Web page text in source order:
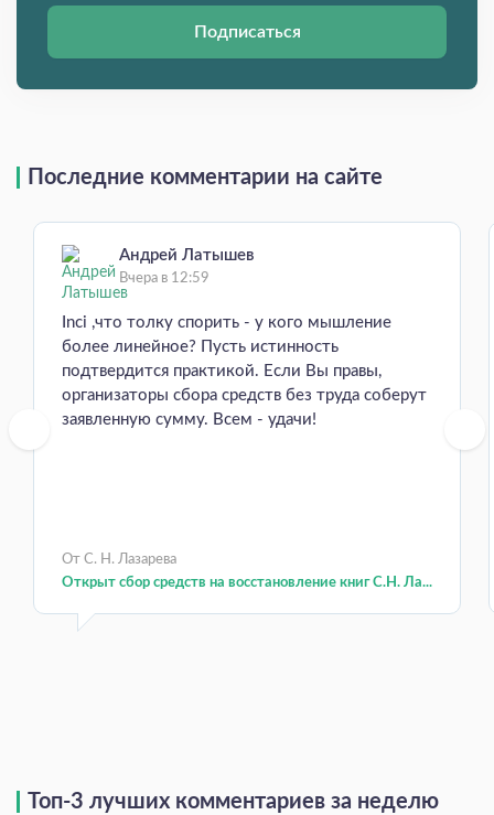
Подписаться
Последние комментарии на сайте
Андрей Латышев
Вчера в 12:59
Inci ,что толку спорить - у кого мышление
более линейное? Пусть истинность
подтвердится практикой. Если Вы правы,
организаторы сбора средств без труда соберут
заявленную сумму. Всем - удачи!
От С. Н. Лазарева
Открыт сбор средств на восстановление книг С.Н. Ла...
Топ-3 лучших комментариев за неделю